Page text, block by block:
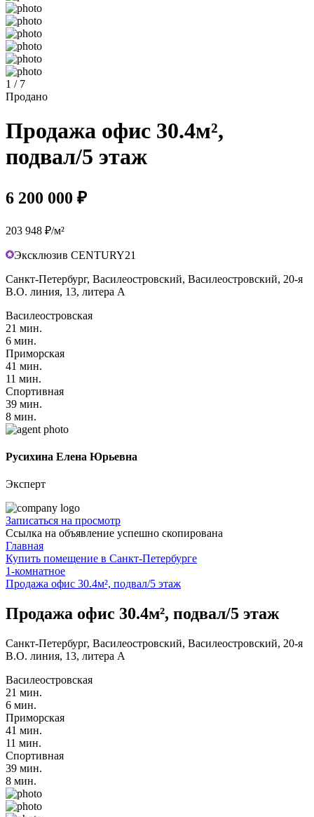
1 / 7
Продано
Продажа офис 30.4м²,
подвал/5 этаж
6 200 000 ₽
203 948 ₽/м²
Эксклюзив CENTURY21
Санкт-Петербург, Василеостровский, Василеостровский, 20-я
В.О. линия, 13, литера А
Василеостровская
21 мин.
6 мин.
Приморская
41 мин.
11 мин.
Спортивная
39 мин.
8 мин.
Русихина Елена Юрьевна
Эксперт
Записаться на просмотр
Ссылка на объявление успешно скопирована
Главная
Купить помещение в Санкт-Петербурге
1-комнатное
Продажа офис 30.4м², подвал/5 этаж
Продажа офис 30.4м², подвал/5 этаж
Санкт-Петербург, Василеостровский, Василеостровский, 20-я
В.О. линия, 13, литера А
Василеостровская
21 мин.
6 мин.
Приморская
41 мин.
11 мин.
Спортивная
39 мин.
8 мин.